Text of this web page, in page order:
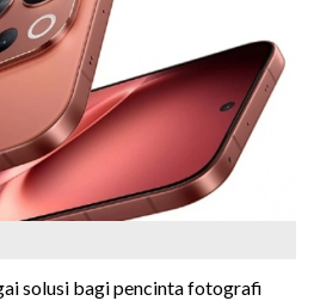
solusi bagi pencinta fotografi